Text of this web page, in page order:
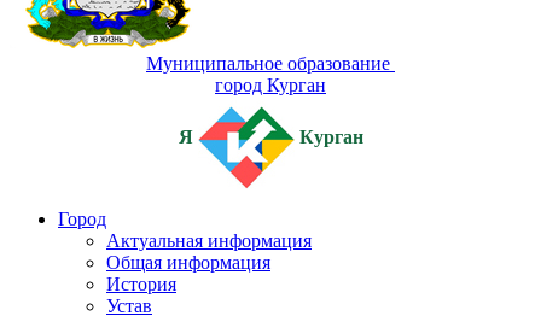
Муниципальное образование
город Курган
Я Курган
Город
Актуальная информация
Общая информация
История
Устав